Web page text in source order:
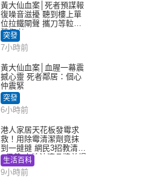
黃大仙血案│死者預謀報
復噪音滋擾 聽到樓上單
位拉鐵閘聲 攜刀等𨋢伏
擊傷者
突發
7小時前
黃大仙血案│血腥一幕震
撼心靈 死者鄰居：個心
仲震緊
突發
6小時前
港人家居天花板發霉求
救！用除霉清潔劑竟抹
到一撻撻 網民3招教清潔
+保養 本地油漆品牌曾提
醒勿用1物防變色
生活百科
9小時前